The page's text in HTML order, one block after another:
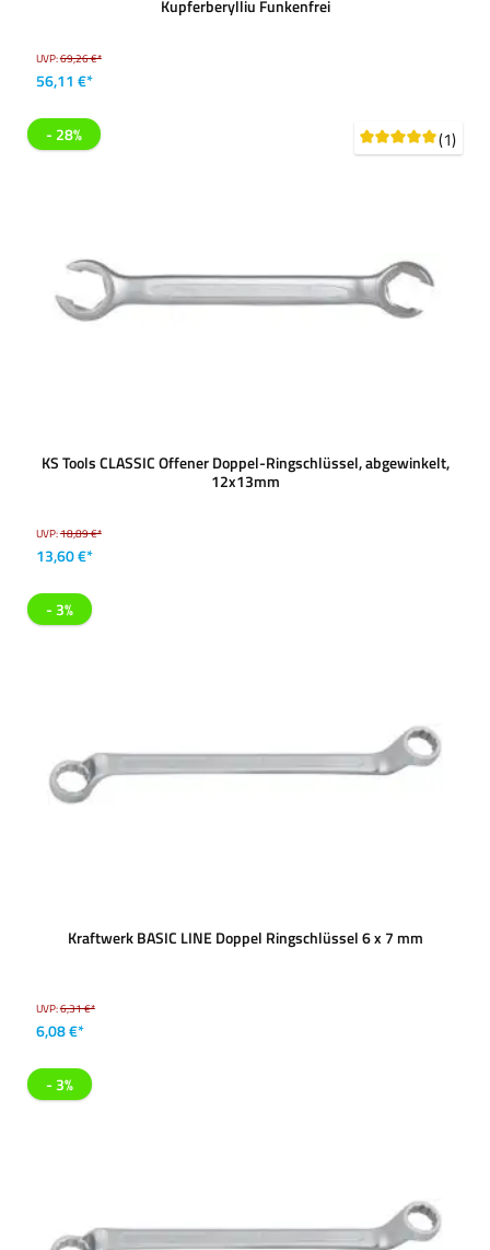
Kupferberylliu Funkenfrei
UVP:69,26 €*
56,11 €*
- 28% (1)
KS Tools CLASSIC Offener Doppel-Ringschlüssel, abgewinkelt,
12x13mm
UVP:18,89 €*
13,60 €*
- 3%
Kraftwerk BASIC LINE Doppel Ringschlüssel 6 x 7 mm
UVP:6,31 €*
6,08 €*
- 3%